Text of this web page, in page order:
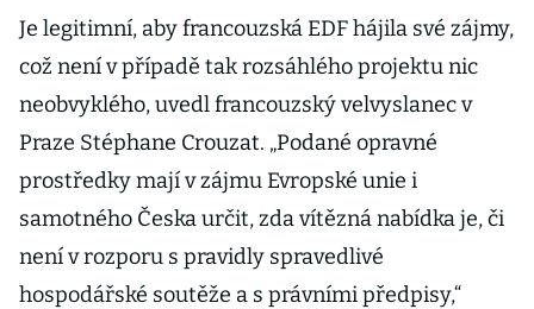
Je legitimní, aby francouzská EDF hájila své zájmy,
což není v případě tak rozsáhlého projektu nic
neobvyklého, uvedl francouzský velvyslanec v
Praze Stéphane Crouzat. „Podané opravné
prostředky mají v zájmu Evropské unie i
samotného Česka určit, zda vítězná nabídka je, či
není v rozporu s pravidly spravedlivé
hospodářské soutěže a s právními předpisy,“